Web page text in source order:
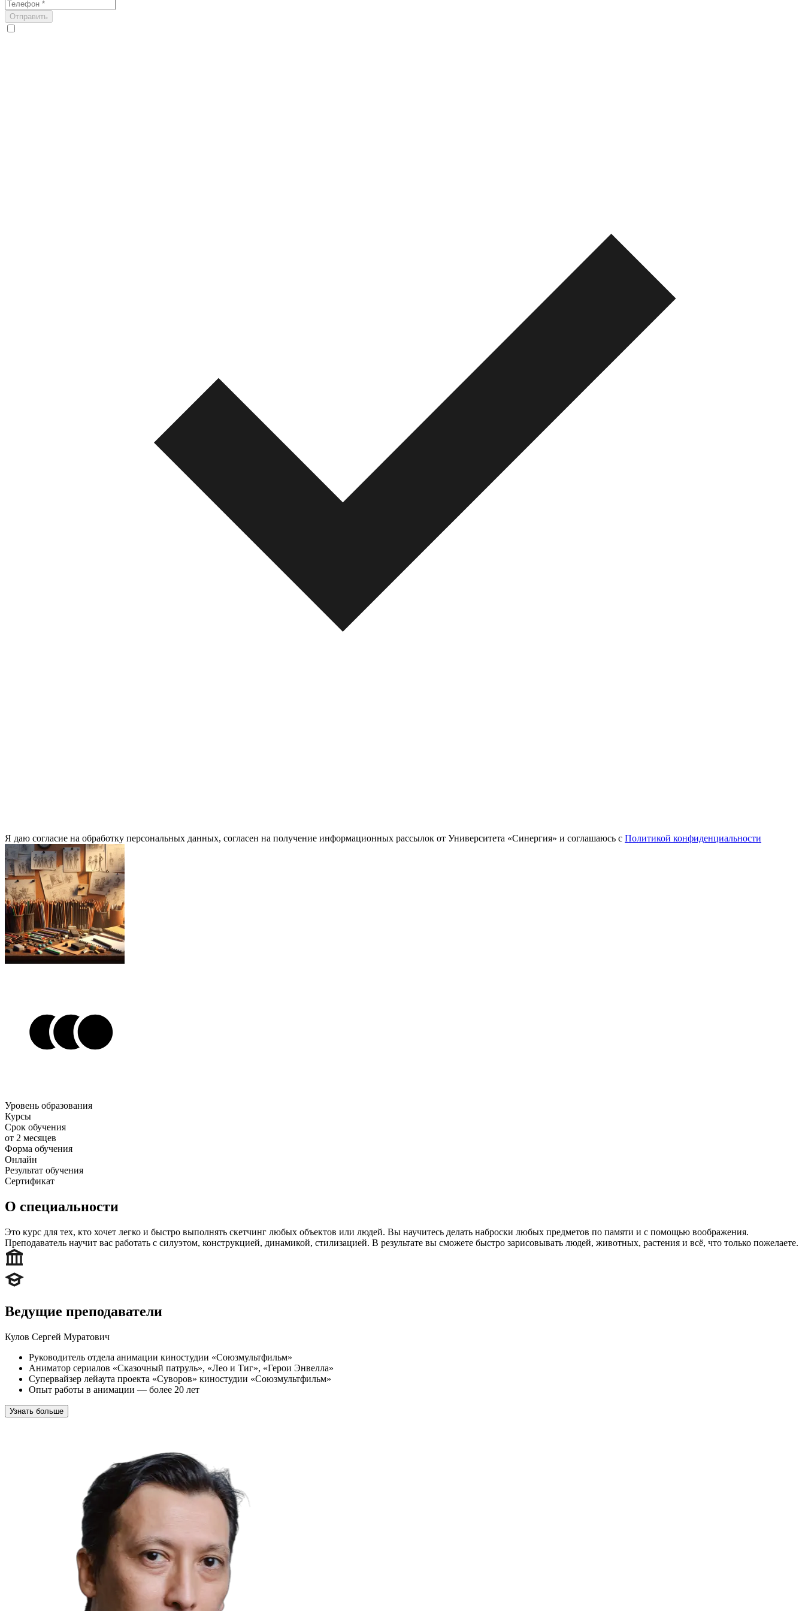
Отправить
Я даю согласие на обработку персональных данных, согласен на получение информационных рассылок от Университета «Синергия» и соглашаюсь c Политикой конфиденциальности
Уровень образования
Курсы
Срок обучения
от 2 месяцев
Форма обучения
Онлайн
Результат обучения
Сертификат
О специальности
Это курс для тех, кто хочет легко и быстро выполнять скетчинг любых объектов или людей. Вы научитесь делать наброски любых предметов по памяти и с помощью воображения.
Преподаватель научит вас работать с силуэтом, конструкцией, динамикой, стилизацией. В результате вы сможете быстро зарисовывать людей, животных, растения и всё, что только пожелаете.
Ведущие преподаватели
Кулов Сергей Муратович
Руководитель отдела анимации киностудии «Союзмультфильм»
Аниматор сериалов «Сказочный патруль», «Лео и Тиг», «Герои Энвелла»
Супервайзер лейаута проекта «Суворов» киностудии «Союзмультфильм»
Опыт работы в анимации — более 20 лет
Узнать больше